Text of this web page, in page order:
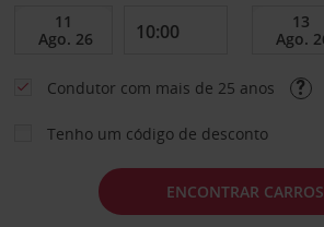
Condutor com mais de 25 anos
Tenho um código de desconto
ENCONTRAR CARROS